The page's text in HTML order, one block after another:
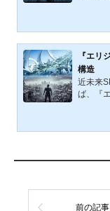
ながら
核心に
ほしい
とした
うとす
続編と
『エリ
構造
近未来
ば、『
に切り
生存資
本稿で
前の記事